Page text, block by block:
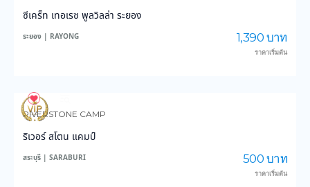
ซีเคร็ท เทอเรซ พูลวิลล่า ระยอง
ระยอง | RAYONG 1,390 บาท
ราคาเริ่มต้น
90
RIVERSTONE CAMP
ริเวอร์ สโตน แคมป์
สระบุรี | SARABURI 500 บาท
ราคาเริ่มต้น